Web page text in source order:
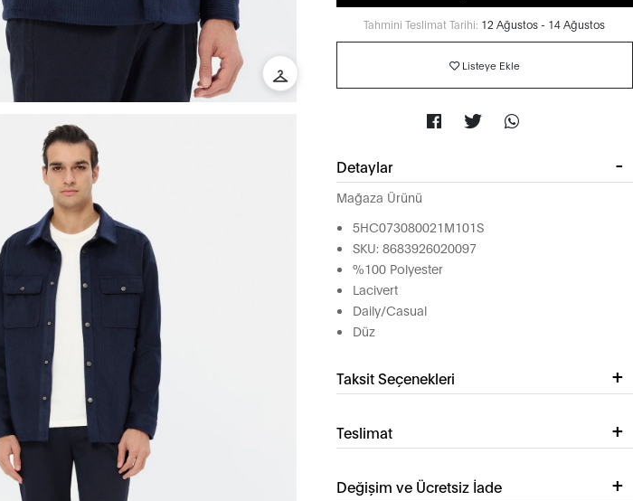
Tahmini Teslimat Tarihi: 12 Ağustos - 14 Ağustos
Listeye Ekle
Detaylar
Mağaza Ürünü
5HC073080021M101S
SKU: 8683926020097
%100 Polyester
Lacivert
Daily/Casual
Düz
Taksit Seçenekleri
Teslimat
Değişim ve Ücretsiz İade